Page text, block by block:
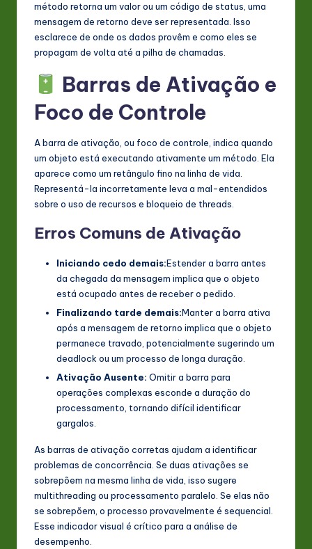
método retorna um valor ou um código de status, uma
mensagem de retorno deve ser representada. Isso
esclarece de onde os dados provêm e como eles se
propagam de volta até a pilha de chamadas.
Barras de Ativação e
Foco de Controle
A barra de ativação, ou foco de controle, indica quando
um objeto está executando ativamente um método. Ela
aparece como um retângulo fino na linha de vida.
Representá-la incorretamente leva a mal-entendidos
sobre o uso de recursos e bloqueio de threads.
Erros Comuns de Ativação
Iniciando cedo demais:Estender a barra antes
da chegada da mensagem implica que o objeto
está ocupado antes de receber o pedido.
Finalizando tarde demais:Manter a barra ativa
após a mensagem de retorno implica que o objeto
permanece travado, potencialmente sugerindo um
deadlock ou um processo de longa duração.
Ativação Ausente: Omitir a barra para
operações complexas esconde a duração do
processamento, tornando difícil identificar
gargalos.
As barras de ativação corretas ajudam a identificar
problemas de concorrência. Se duas ativações se
sobrepõem na mesma linha de vida, isso sugere
multithreading ou processamento paralelo. Se elas não
se sobrepõem, o processo provavelmente é sequencial.
Esse indicador visual é crítico para a análise de
desempenho.